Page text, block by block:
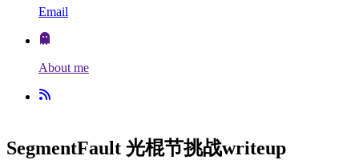
Email
About me
SegmentFault 光棍节挑战writeup